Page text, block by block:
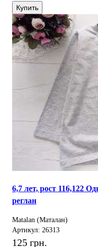
Купить
6,7 лет, рост 116,122
реглан
Matalan (Маталан)
Артикул: 26313
125 грн.